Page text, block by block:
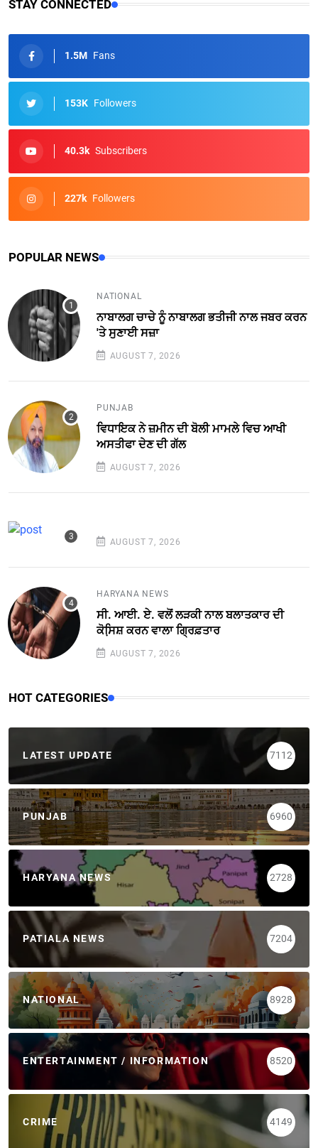
STAY CONNECTED
1.5M Fans
153K Followers
40.3k Subscribers
227k Followers
POPULAR NEWS
NATIONAL
ਨਾਬਾਲਗ ਚਾਚੇ ਨੂੰ ਨਾਬਾਲਗ ਭਤੀਜੀ ਨਾਲ ਜਬਰ ਕਰਨ
'ਤੇ ਸੁਣਾਈ ਸਜ਼ਾ
AUGUST 7, 2026
PUNJAB
ਵਿਧਾਇਕ ਨੇ ਜ਼ਮੀਨ ਦੀ ਬੋਲੀ ਮਾਮਲੇ ਵਿਚ ਆਖੀ
ਅਸਤੀਫਾ ਦੇਣ ਦੀ ਗੱਲ
AUGUST 7, 2026
AUGUST 7, 2026
HARYANA NEWS
ਸੀ. ਆਈ. ਏ. ਵਲੋਂ ਲੜਕੀ ਨਾਲ ਬਲਾਤਕਾਰ ਦੀ
ਕੋਸਿ਼ਸ਼ ਕਰਨ ਵਾਲਾ ਗ੍ਰਿਫ਼ਤਾਰ
AUGUST 7, 2026
HOT CATEGORIES
LATEST UPDATE 7112
PUNJAB 6960
HARYANA NEWS 2728
PATIALA NEWS 7204
NATIONAL 8928
ENTERTAINMENT / INFORMATION 8520
CRIME 4149